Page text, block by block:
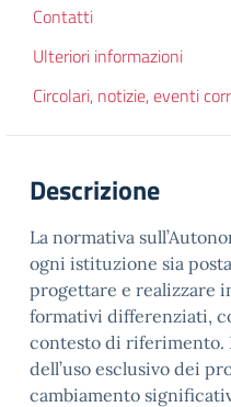
Contatti
Ulteriori informazioni
Circolari, notizie, eventi
Descrizione
La normativa
ogni istituzione sia
progettare e realizzare
formativi differenziati,
contesto di riferimento.
dell’uso esclusivo dei
cambiamento